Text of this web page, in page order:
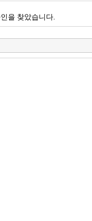
을 찾았습니다.